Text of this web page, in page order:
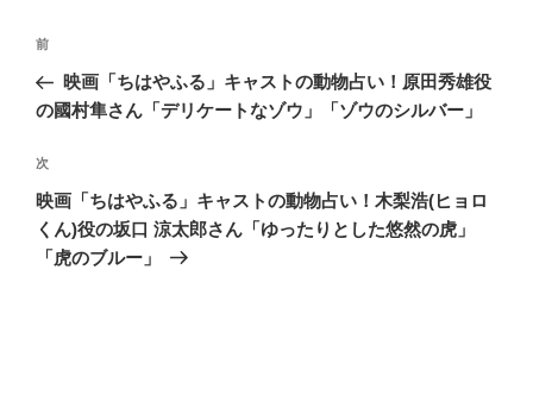
投
ナ
ゲ
ー
シ
ョ
前
の
投
前
映画「ちはやふる」キャストの動物占い！原田秀雄役
の國村隼さん「デリケートなゾウ」「ゾウのシルバー」
次
の
投
稿
次
映画「ちはやふる」キャストの動物占い！木梨浩(ヒョロ
くん)役の坂口 涼太郎さん「ゆったりとした悠然の虎」
「虎のブルー」